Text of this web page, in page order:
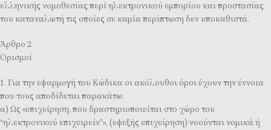
ελληνικής νομοθεσίας περί ηλεκτρονικού εμπορίου και προστασίας
του καταναλωτή τις οποίες σε καμία περίπτωση δεν υποκαθιστά.
Άρθρο 2
Ορισμοί
1. Για την εφαρμογή του Κώδικα οι ακόλουθοι όροι έχουν την έννοια
που τους αποδίδεται παρακάτω:
α) Ως «επιχείρηση, που δραστηριοποιείται στο χώρο του
“ηλεκτρονικού επιχειρείν”», (εφεξής επιχείρηση) νοούνται νομικά ή